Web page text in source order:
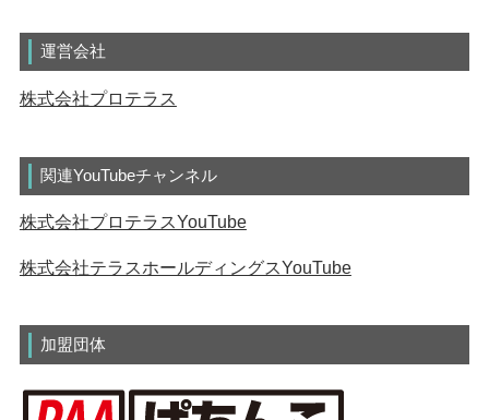
運営会社
株式会社プロテラス
関連YouTubeチャンネル
株式会社プロテラスYouTube
株式会社テラスホールディングスYouTube
加盟団体